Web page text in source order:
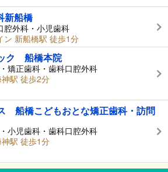
新船橋
腔外科・小児歯科
ン 新船橋駅 徒歩1分
ク 船橋本院
矯正歯科・歯科口腔外科
駅 徒歩2分
船橋こどもおとな矯正歯科・訪問
小児歯科・歯科口腔外科
駅 徒歩1分